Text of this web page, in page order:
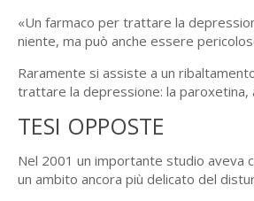
«Un farmaco per trattare la
niente, ma può anche essere
Raramente si assiste a un
trattare la depressione: la
TESI OPPOSTE
Nel 2001 un importante studio aveva
un ambito ancora più delicato del